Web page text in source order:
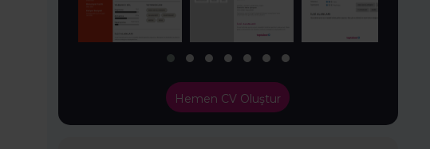
Hemen CV Oluştur